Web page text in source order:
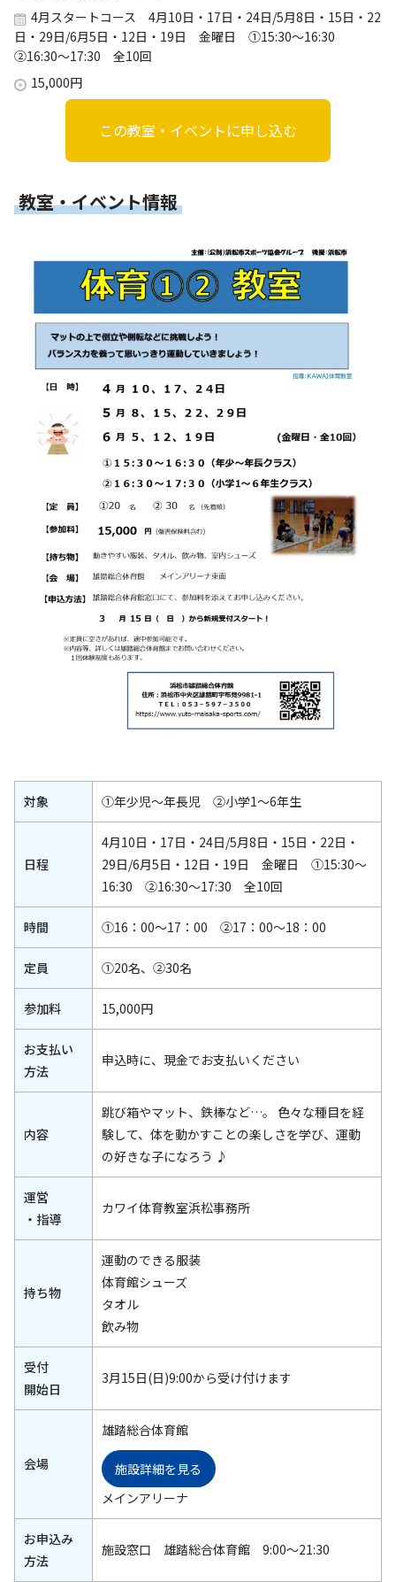
4月スタートコース 4月10日・17日・24日/5月8日・15日・22
日・29日/6月5日・12日・19日 金曜日 ①15:30～16:30
②16:30～17:30 全10回
15,000円
この教室・イベントに申し込む
教室・イベント情報
対象 ①年少児～年長児 ②小学1～6年生
日程
4月10日・17日・24日/5月8日・15日・22日・
29日/6月5日・12日・19日 金曜日 ①15:30～
16:30 ②16:30～17:30 全10回
時間 ①16：00～17：00 ②17：00～18：00
定員 ①20名、②30名
参加料 15,000円
お支払い
方法
申込時に、現金でお支払いください
内容
跳び箱やマット、鉄棒など…。 色々な種目を経
験して、体を動かすことの楽しさを学び、運動
の好きな子になろう ♪
運営
・指導
カワイ体育教室浜松事務所
持ち物
運動のできる服装
体育館シューズ
タオル
飲み物
受付
開始日
3月15日(日)9:00から受け付けます
会場
雄踏総合体育館
施設詳細を見る
メインアリーナ
お申込み
方法
施設窓口 雄踏総合体育館 9:00～21:30